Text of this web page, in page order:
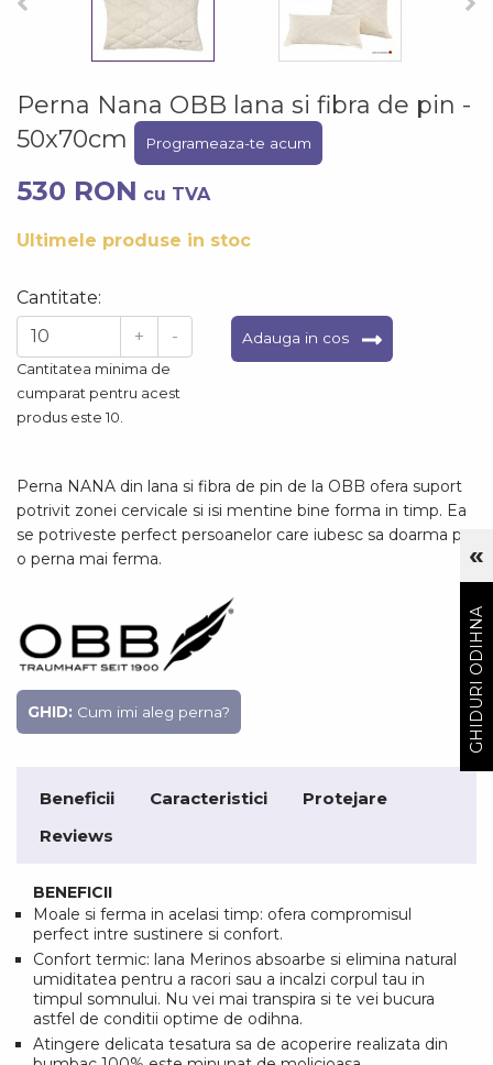
Perna Nana OBB lana si fibra de pin -
50x70cm
Programeaza-te acum
530 RON cu TVA
Ultimele produse in stoc
Cantitate:
+
-
Cantitatea minima de
cumparat pentru acest
produs este 10.
Adauga in cos
Perna NANA din lana si fibra de pin de la OBB ofera suport
potrivit zonei cervicale si isi mentine bine forma in timp. Ea
se potriveste perfect persoanelor care iubesc sa doarma pe
o perna mai ferma.
GHID: Cum imi aleg perna?
Beneficii Caracteristici
Protejare
Reviews
BENEFICII
Moale si ferma in acelasi timp: ofera compromisul
perfect intre sustinere si confort.
Confort termic: lana Merinos absoarbe si elimina natural
umiditatea pentru a racori sau a incalzi corpul tau in
timpul somnului. Nu vei mai transpira si te vei bucura
astfel de conditii optime de odihna.
Atingere delicata tesatura sa de acoperire realizata din
«
GHIDURI ODIHNA